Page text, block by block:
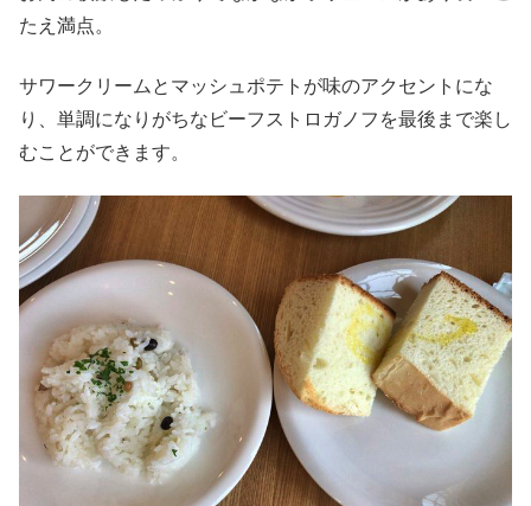
たえ満点。
サワークリームとマッシュポテトが味のアクセントにな
り、単調になりがちなビーフストロガノフを最後まで楽し
むことができます。